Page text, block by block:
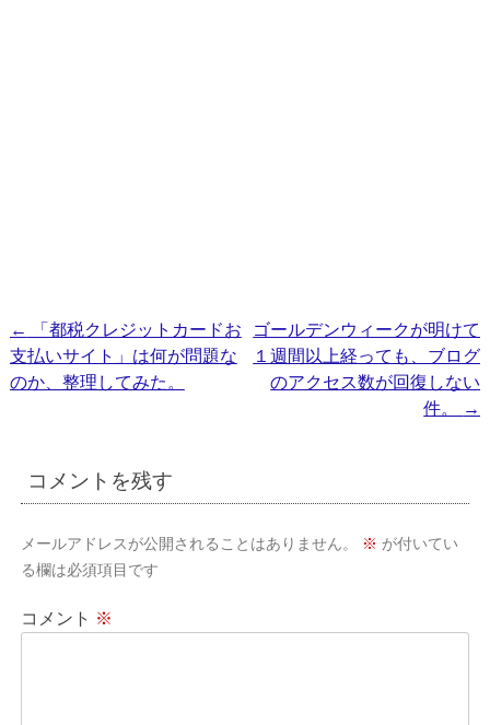
投
稿
ゲ
ー
シ
ョ
←
「都税クレジットカードお
支払いサイト」は何が問題な
のか、整理してみた。
ゴールデンウィークが明けて
１週間以上経っても、ブログ
のアクセス数が回復しない
件。
→
コメントを残す
メールアドレスが公開されることはありません。 ※ が付いてい
る欄は必須項目です
コメント ※